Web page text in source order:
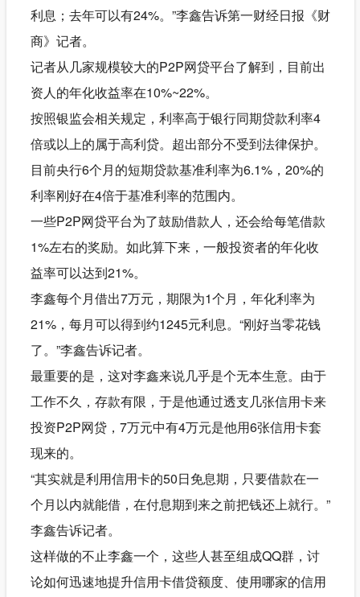
利息；去年可以有24%。”李鑫告诉第一财经日报《财
商》记者。
记者从几家规模较大的P2P网贷平台了解到，目前出
资人的年化收益率在10%~22%。
按照银监会相关规定，利率高于银行同期贷款利率4
倍或以上的属于高利贷。超出部分不受到法律保护。
目前央行6个月的短期贷款基准利率为6.1%，20%的
利率刚好在4倍于基准利率的范围内。
一些P2P网贷平台为了鼓励借款人，还会给每笔借款
1%左右的奖励。如此算下来，一般投资者的年化收
益率可以达到21%。
李鑫每个月借出7万元，期限为1个月，年化利率为
21%，每月可以得到约1245元利息。“刚好当零花钱
了。”李鑫告诉记者。
最重要的是，这对李鑫来说几乎是个无本生意。由于
工作不久，存款有限，于是他通过透支几张信用卡来
投资P2P网贷，7万元中有4万元是他用6张信用卡套
现来的。
“其实就是利用信用卡的50日免息期，只要借款在一
个月以内就能借，在付息期到来之前把钱还上就行。”
李鑫告诉记者。
这样做的不止李鑫一个，这些人甚至组成QQ群，讨
论如何迅速地提升信用卡借贷额度、使用哪家的信用